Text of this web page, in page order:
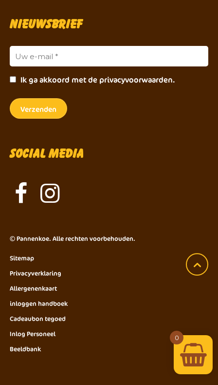
Nieuwsbrief
Ik ga akkoord met de privacyvoorwaarden.
Social Media
© Pannenkoe. Alle rechten voorbehouden.
Sitemap
Privacyverklaring
Allergenenkaart
inloggen handboek
Cadeaubon tegoed
Inlog Personeel
Beeldbank
0